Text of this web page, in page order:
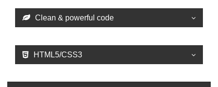
Clean & powerful code
HTML5/CSS3